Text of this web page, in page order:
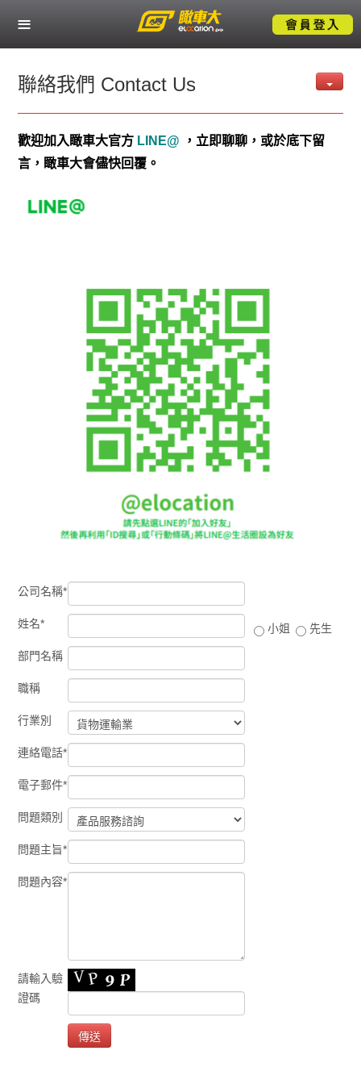
關於瞰車大
產業解決方案
成功案例
聯絡我們 Contact Us
歡迎加入瞰車大官方 LINE@ ，立即聊聊，或於底下留
言，瞰車大會儘快回覆。
公司名稱*
姓名* 小姐 先生
部門名稱
職稱
行業別
連絡電話*
電子郵件*
問題類別
問題主旨*
問題內容*
請輸入驗
證碼